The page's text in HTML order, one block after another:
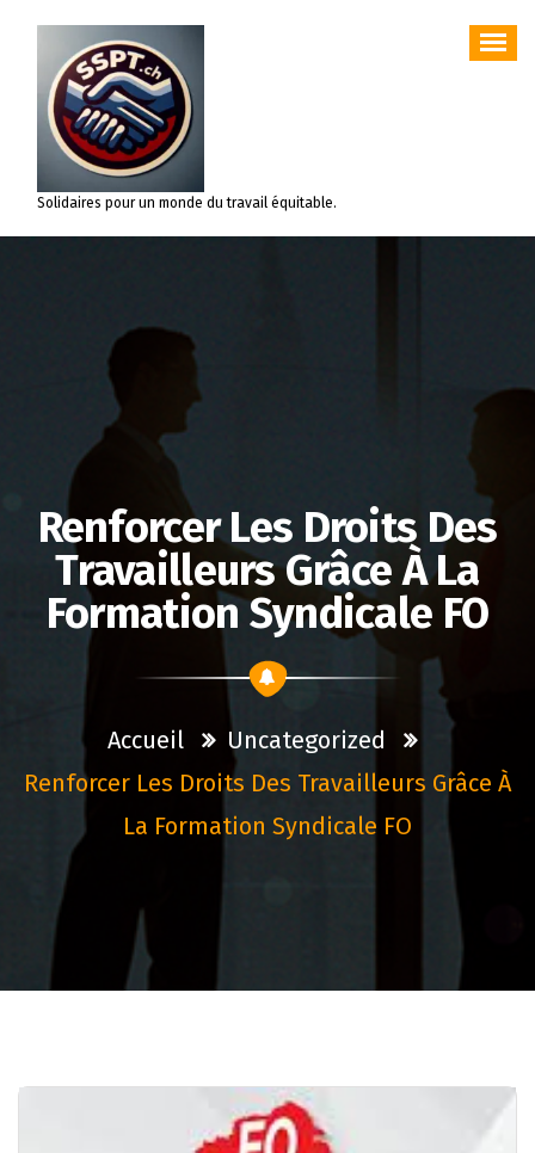
contenu
Solidaires pour un monde du travail équitable.
Renforcer Les Droits Des
Travailleurs Grâce À La
Formation Syndicale FO
Accueil
Uncategorized
Renforcer Les Droits Des Travailleurs Grâce À
La Formation Syndicale FO